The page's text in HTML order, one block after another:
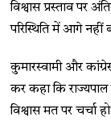
विश्वास प्रस्ताव पर
परिस्थिति में आगे नहीं
कुमारस्वामी और
कर कहा कि
विश्वास मत पर चर्चा